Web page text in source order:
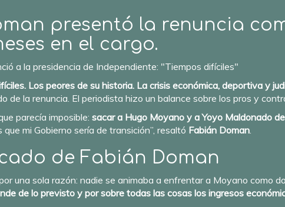
presentó la renuncia
en el cargo.
Los peores de su historia. La crisis económica, deportiva y
de la renuncia. El periodistahizo un balance sobre los pros y
parecía imposible: sacar a Hugo Moyano y a Yoyo Maldonado
mi Gobierno sería de transición”, resaltó Fabián Doman.
de Fabián Doman
una sola razón: nadie se animaba a enfrentar a Moyano como
de lo previsto y por sobre todas las cosas los ingresos